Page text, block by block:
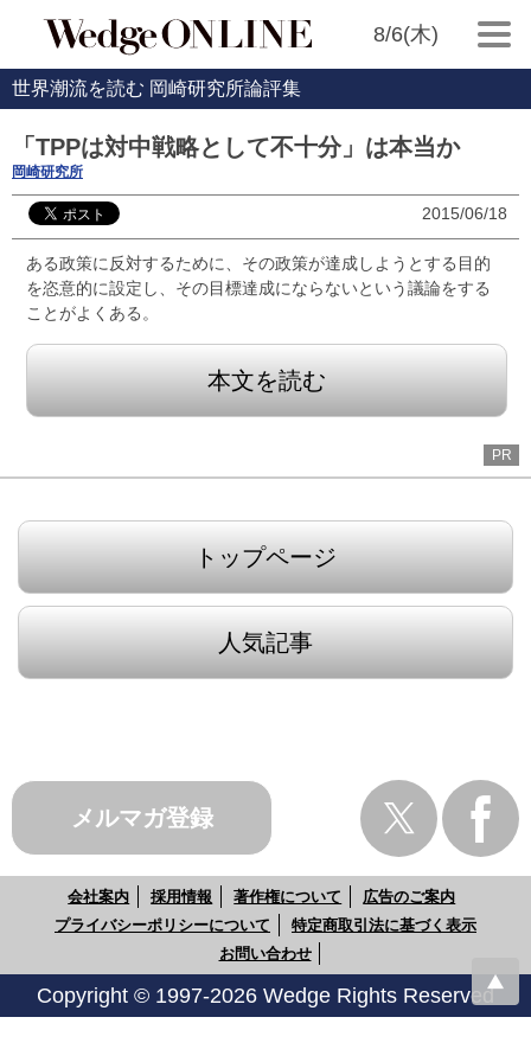
8/6(木)
世界潮流を読む 岡崎研究所論評集
「TPPは対中戦略として不十分」は本当か
岡崎研究所
2015/06/18
ある政策に反対するために、その政策が達成しようとする目的
を恣意的に設定し、その目標達成にならないという議論をする
ことがよくある。
本文を読む
PR
トップページ
人気記事
メルマガ登録
会社案内 採用情報 著作権について
広告のご案内
プライバシーポリシーについて
特定商取引法に基づく表示
お問い合わせ
Copyright © 1997-2026 Wedge Rights Reserved